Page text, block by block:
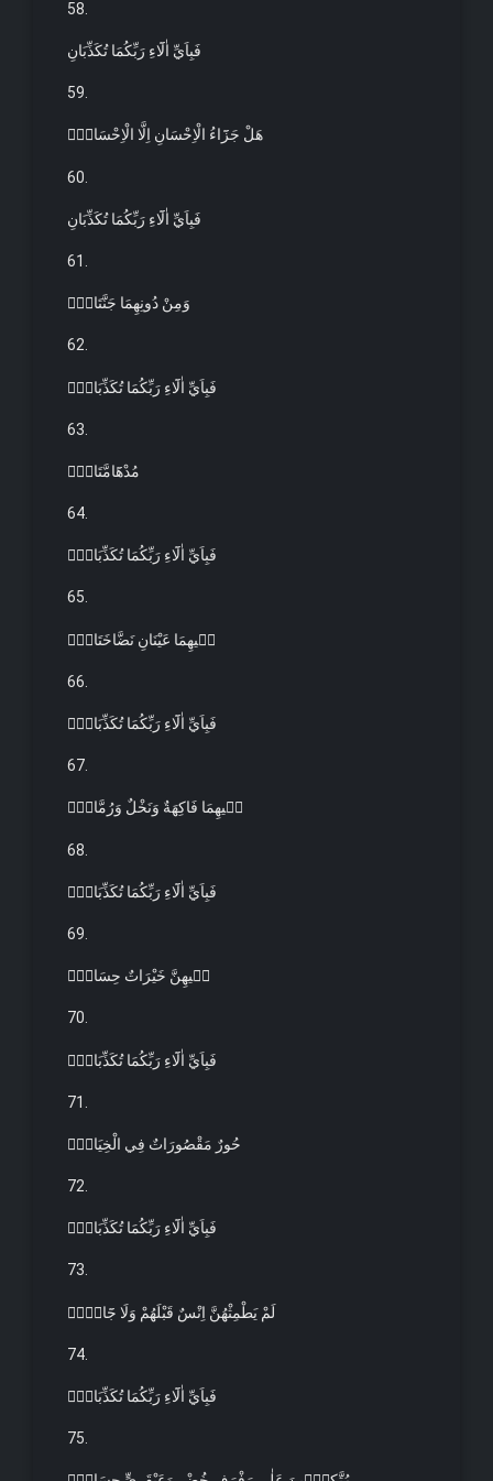
58.
فَبِاَيِّ اٰلَٓاءِ رَبِّكُمَا تُكَذِّبَانِ
59.
هَلْ جَزَٓاءُ الْاِحْسَانِ اِلَّا الْاِحْسَانُۚ
60.
فَبِاَيِّ اٰلَٓاءِ رَبِّكُمَا تُكَذِّبَانِ
61.
وَمِنْ دُونِهِمَا جَنَّتَانِۚ
62.
فَبِاَيِّ اٰلَٓاءِ رَبِّكُمَا تُكَذِّبَانِۙ
63.
مُدْهَٓامَّتَانِۚ
64.
فَبِاَيِّ اٰلَٓاءِ رَبِّكُمَا تُكَذِّبَانِۚ
65.
ف۪يهِمَا عَيْنَانِ نَضَّاخَتَانِۚ
66.
فَبِاَيِّ اٰلَٓاءِ رَبِّكُمَا تُكَذِّبَانِۚ
67.
ف۪يهِمَا فَاكِهَةٌ وَنَخْلٌ وَرُمَّانٌۚ
68.
فَبِاَيِّ اٰلَٓاءِ رَبِّكُمَا تُكَذِّبَانِۚ
69.
ف۪يهِنَّ خَيْرَاتٌ حِسَانٌۚ
70.
فَبِاَيِّ اٰلَٓاءِ رَبِّكُمَا تُكَذِّبَانِۚ
71.
حُورٌ مَقْصُورَاتٌ فِي الْخِيَامِۚ
72.
فَبِاَيِّ اٰلَٓاءِ رَبِّكُمَا تُكَذِّبَانِۚ
73.
لَمْ يَطْمِثْهُنَّ اِنْسٌ قَبْلَهُمْ وَلَا جَٓانٌّۚ
74.
فَبِاَيِّ اٰلَٓاءِ رَبِّكُمَا تُكَذِّبَانِۚ
75.